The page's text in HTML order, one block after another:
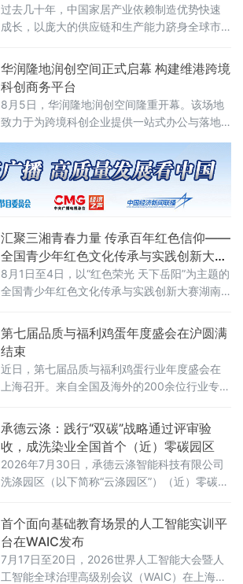
过去几十年，中国家居产业依赖制造优势快速
成长，以庞大的供应链和生产能力跻身全球市
消费需求分化、渠道模式重构、全球市场重新
布局。企业需要回答的问题从“能不能造出来”转
向“能不能形成品牌、能不能走向全球、能不能
持续增长”。
华润隆地润创空间正式启幕 构建维港跨境
科创商务平台
8月5日，华润隆地润创空间隆重开幕。该场地
致力于为跨境科创企业提供一站式办公与落地
地政策咨询、商务社群链接等多元服务，搭建
维港畔高质量跨境科创商务生态。3
汇聚三湘青春力量 传承百年红色信仰——
全国青少年红色文化传承与实践创新大赛
湖南省赛在岳阳举办
8月1日至4日，以“红色荣光 天下岳阳”为主题的
全国青少年红色文化传承与实践创新大赛湖南
聚洞庭湖畔，这场教育部、湖南省教育厅备案
白名单公益赛事，是落实立德树人、培育时代
新人的重要实践。
第七届品质与福利鸡蛋年度盛会在沪圆满
结束
近日，第七届品质与福利鸡蛋行业年度盛会在
上海召开。来自全国及海外的200余位行业专
绕“蓄势破局，非笼领航”主题，探讨产业转型、
技术创新与消费升级路径。
承德云涤：践行“双碳”战略通过评审验
收，成洗染业全国首个（近）零碳园区
2026年7月30日，承德云涤智能科技有限公司
洗涤园区（以下简称“云涤园区”）（近）零碳洗
行业协会组织专家组对园区进行全面评审，北
京市科学技术研究院资源环境研究所作为零碳
园区建设指导单位全程参与指导。
首个面向基础教育场景的人工智能实训平
台在WAIC发布
7月17日至20日，2026世界人工智能大会暨人
工智能全球治理高级别会议（WAIC）在上海举